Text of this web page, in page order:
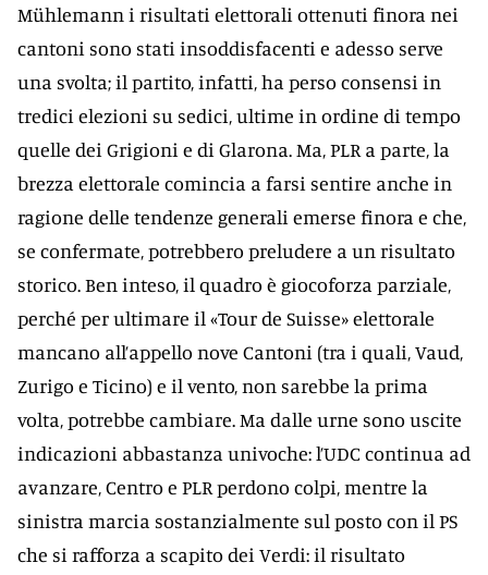
Mühlemann i risultati elettorali ottenuti finora nei
cantoni sono stati insoddisfacenti e adesso serve
una svolta; il partito, infatti, ha perso consensi in
tredici elezioni su sedici, ultime in ordine di tempo
quelle dei Grigioni e di Glarona. Ma, PLR a parte, la
brezza elettorale comincia a farsi sentire anche in
ragione delle tendenze generali emerse finora e che,
se confermate, potrebbero preludere a un risultato
storico. Ben inteso, il quadro è giocoforza parziale,
perché per ultimare il «Tour de Suisse» elettorale
mancano all’appello nove Cantoni (tra i quali, Vaud,
Zurigo e Ticino) e il vento, non sarebbe la prima
volta, potrebbe cambiare. Ma dalle urne sono uscite
indicazioni abbastanza univoche: l’UDC continua ad
avanzare, Centro e PLR perdono colpi, mentre la
sinistra marcia sostanzialmente sul posto con il PS
che si rafforza a scapito dei Verdi: il risultato